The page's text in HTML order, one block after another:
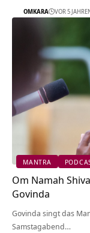
OMKARA VOR 5
MANTRA
Om Namah
Govinda
Govinda singt das
Samstagabend…